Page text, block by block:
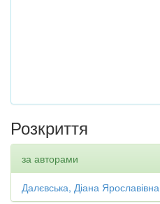
Розкриття
за авторами
Далєвська, Діана Ярославівна